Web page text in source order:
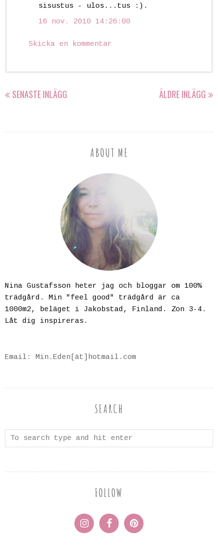
sisustus - ulos...tus :).
16 nov. 2010 14:26:00
Skicka en kommentar
SENASTE INLÄGG ÄLDRE INLÄGG
ABOUT ME
Nina Gustafsson heter jag och bloggar om 100%
trädgård. Min "feel good" trädgård är ca
1000m2, beläget i Jakobstad, Finland. Zon 3-4.
Låt dig inspireras.
Email: Min.Eden[ät]hotmail.com
SEARCH
FOLLOW